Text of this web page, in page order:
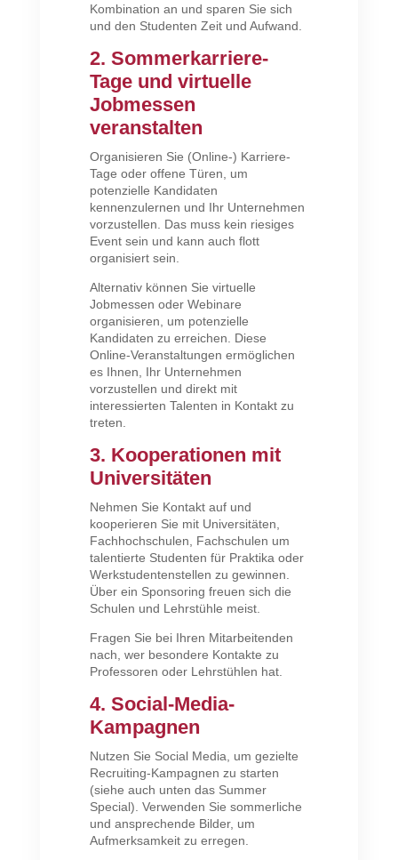
Kombination an und sparen Sie sich
und den Studenten Zeit und Aufwand.
2. Sommerkarriere-
Tage und virtuelle
Jobmessen
veranstalten
Organisieren Sie (Online-) Karriere-
Tage oder offene Türen, um
potenzielle Kandidaten
kennenzulernen und Ihr Unternehmen
vorzustellen. Das muss kein riesiges
Event sein und kann auch flott
organisiert sein.
Alternativ können Sie virtuelle
Jobmessen oder Webinare
organisieren, um potenzielle
Kandidaten zu erreichen. Diese
Online-Veranstaltungen ermöglichen
es Ihnen, Ihr Unternehmen
vorzustellen und direkt mit
interessierten Talenten in Kontakt zu
treten.
3. Kooperationen mit
Universitäten
Nehmen Sie Kontakt auf und
kooperieren Sie mit Universitäten,
Fachhochschulen, Fachschulen um
talentierte Studenten für Praktika oder
Werkstudentenstellen zu gewinnen.
Über ein Sponsoring freuen sich die
Schulen und Lehrstühle meist.
Fragen Sie bei Ihren Mitarbeitenden
nach, wer besondere Kontakte zu
Professoren oder Lehrstühlen hat.
4. Social-Media-
Kampagnen
Nutzen Sie Social Media, um gezielte
Recruiting-Kampagnen zu starten
(siehe auch unten das Summer
Special). Verwenden Sie sommerliche
und ansprechende Bilder, um
Aufmerksamkeit zu erregen.